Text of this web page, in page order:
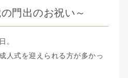
門出のお祝い～
。
人式を迎えられる方が多かっ